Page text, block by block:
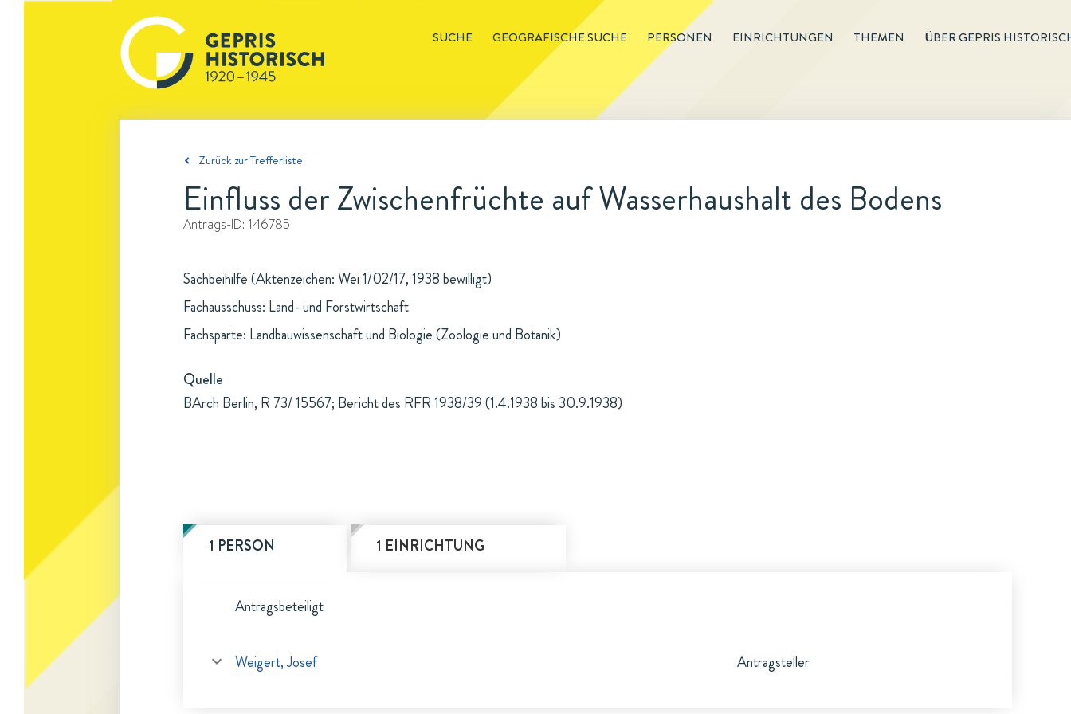
SUCHE GEOGRAFISCHE SUCHE PERSONEN EINRICHTUNGEN THEMEN ÜBER GEPRIS
Zurück zur Trefferliste
Einfluss der Zwischenfrüchte auf Wasserhaushalt des Bodens
Antrags-ID: 146785
Sachbeihilfe (Aktenzeichen: Wei 1/02/17, 1938 bewilligt)
Fachausschuss: Land- und Forstwirtschaft
Fachsparte: Landbauwissenschaft und Biologie (Zoologie und Botanik)
Quelle
BArch Berlin, R 73/ 15567; Bericht des RFR 1938/39 (1.4.1938 bis 30.9.1938)
1 PERSON 1 EINRICHTUNG
Antragsbeteiligt
Weigert, Josef Antragsteller